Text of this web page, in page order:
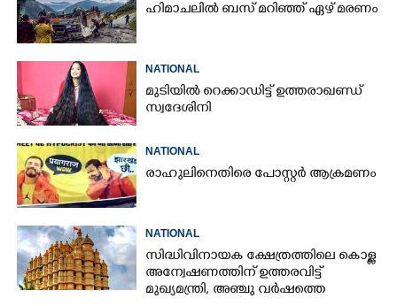
ഹിമാചലിൽ ബസ് മറിഞ്ഞ് ഏഴ് മരണം
NATIONAL
മുടിയിൽ റെക്കാഡിട്ട് ഉത്തരാഖണ്ഡ്
സ്വദേശിനി
NATIONAL
രാഹുലിനെതിരെ പോസ്റ്റർ ആക്രമണം
NATIONAL
സിദ്ധിവിനായക ക്ഷേത്രത്തിലെ കൊള്ള
അന്വേഷണത്തിന് ഉത്തരവിട്ട്
മുഖ്യമന്ത്രി, അഞ്ചു വർഷത്തെ